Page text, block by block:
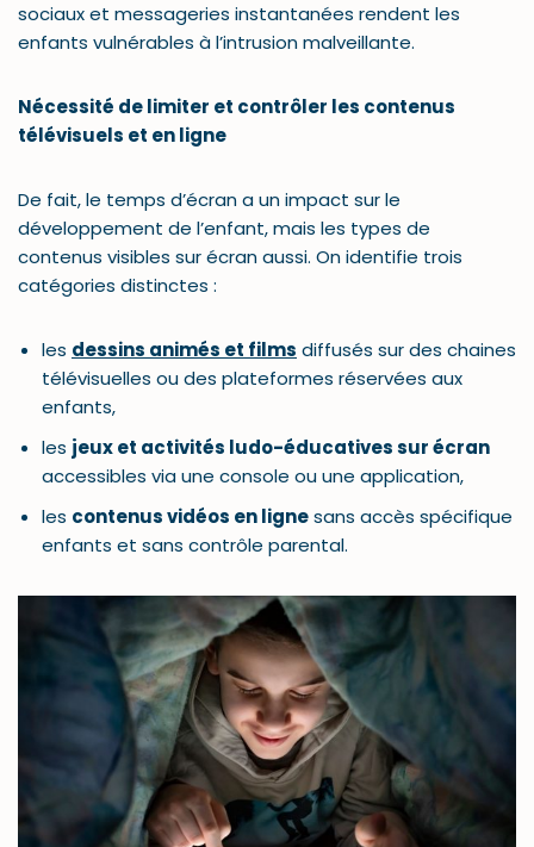
sociaux et messageries instantanées rendent les
enfants vulnérables à l’intrusion malveillante.
Nécessité de limiter et contrôler les contenus
télévisuels et en ligne
De fait, le temps d’écran a un impact sur le
développement de l’enfant, mais les types de
contenus visibles sur écran aussi. On identifie trois
catégories distinctes :
les dessins animés et films diffusés sur des chaines
télévisuelles ou des plateformes réservées aux
enfants,
les jeux et activités ludo-éducatives sur écran
accessibles via une console ou une application,
les contenus vidéos en lignesans accès spécifique
enfants et sans contrôle parental.